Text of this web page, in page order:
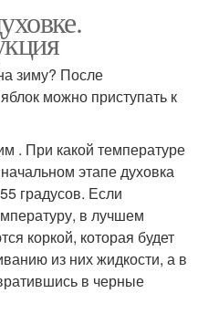
зиму? После
можно приступать к
. При какой температуре
этапе духовка
градусов. Если
в лучшем
коркой, которая будет
из них жидкости, а в
в черные